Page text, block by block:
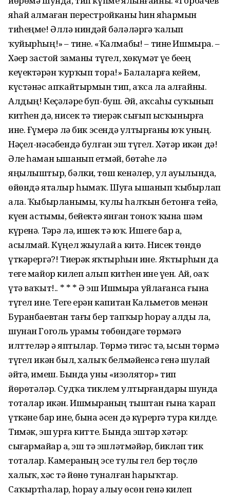
яһай алмаған перестройканы һин яһармын
тиһеңме! Әллә ниндәй бәләләргә ҡалып
ҡуйырһың!» – тине. «Ҡалмабыҙ! – тине Ишмырҙа. –
Хәҙер застой заманы түгел, хөкүмәт үҙе беҙҙең
кеүектәрҙән ҡурҡып тора!» Балаларға кейем,
күстәнәс апҡайтырмын тип, аҡса ла алғайны.
Алдың! Кеҫәләре буп-буш. Әй, аҡсаһы суҡынып
китһен дә, нисек тә тиҙерәк сығып ысҡынырға
ине. Ғүмерҙә лә бик эсендә ултырғаны юҡ уның.
Нәҫел-нәсәбендә булған эш түгел. Хәтәр икән дә!
Әле һаман ышанып етмәй, бөтәһе лә
яңылыштыр, бәлки, төш кенәлер, ул ауылында,
өйөндә яталыр һымаҡ. Шуға ышанып ҡыбырлап
ала. Ҡыбырланымы, ҡулы һалҡын бетонға тейә,
күҙен астымы, бейектә янған тоноҡ ҡына шәм
күренә. Тәҙрә лә, ишек тә юҡ. Ишеге бар ҙа,
асылмай. Күңел жыулай ҙа китә. Нисек төндө
үткәрергә?! Тиҙерәк яҡтырһын ине. Яҡтырһын да
теге майор килеп алып китһен ине үҙен. Ай, оҙаҡ
үтә ваҡыт!.. * * * Ә эш Ишмырҙа уйлағанса ғына
түгел ине. Теге ерән капитан Кальметов менән
Буранбаевтан тағы бер тапҡыр һорау алды ла,
шунан Гоголь урамы төбөндәге төрмәгә
илттеләр ҙә яптылар. Төрмә тигәс тә, ысын төрмә
түгел икән был, халыҡ белмәйенсә генә шулай
әйтә, имеш. Бында уны «изолятор» тип
йөрөтәләр. Судҡа тиклем ултырғандарҙы шунда
тоталар икән. Ишмырҙаның тыштан ғына ҡарап
үткәне бар ине, бына әсен дә күрергә тура килде.
Тимәк, эш ҙурға китте. Бында эштәр хәтәр:
сығармайҙар ҙа, эш тә эшләтмәйҙәр, бикләп тик
тоталар. Камераның эсе тулы гел бер төҫлө
халыҡ, хәс тә йөнө туналған һарыҡтар.
Саҡыртһалар, һорау алыу өсөн генә килеп